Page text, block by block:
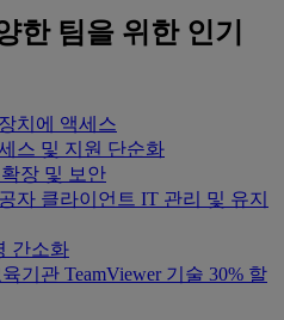
한 팀을 위한 인기
치에 액세스
스 및 지원 단순화
장 및 보안
자 클라이언트 IT 관리 및 유지
간소화
기관 TeamViewer 기술 30% 할